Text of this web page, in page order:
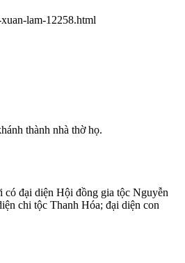
lam-12258.html
thành nhà thờ họ.
đại diện Hội đồng gia tộc Nguyễn
chi tộc Thanh Hóa; đại diện con